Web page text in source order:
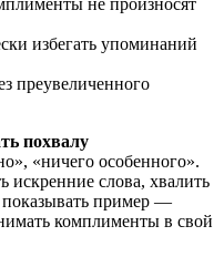
не произносят
избегать упоминаний
преувеличенного
похвалу
«ничего особенного».
искренние слова, хвалить
показывать пример —
комплименты в свой